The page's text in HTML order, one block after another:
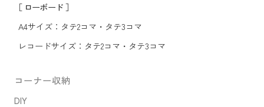
コーナー収納
DIY
［ ローボード ］
A4サイズ： タテ2コマ ・ タテ3コマ
レコードサイズ： タテ2コマ ・ タテ3コマ